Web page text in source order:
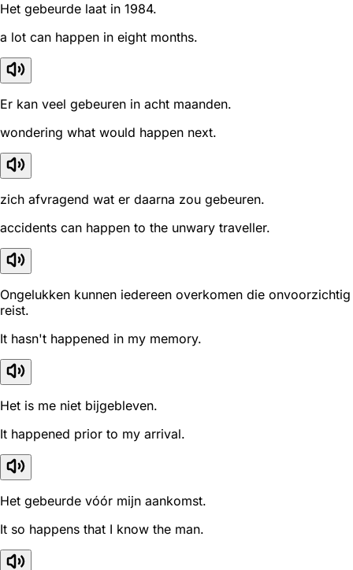
Het gebeurde laat in 1984.
a lot can happen in eight months.
Er kan veel gebeuren in acht maanden.
wondering what would happen next.
zich afvragend wat er daarna zou gebeuren.
accidents can happen to the unwary traveller.
Ongelukken kunnen iedereen overkomen die onvoorzichtig
reist.
It hasn't happened in my memory.
Het is me niet bijgebleven.
It happened prior to my arrival.
Het gebeurde vóór mijn aankomst.
It so happens that I know the man.